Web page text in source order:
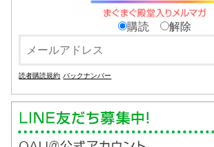
購読 解除
読者購読規約 バックナンバー